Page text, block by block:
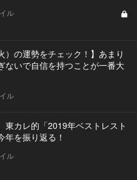
ル
）の運勢をチェック！】あまり
ないで自信を持つことが一番大
ル
東カレ的「2019年ベストレスト
年を振り返る！
ル